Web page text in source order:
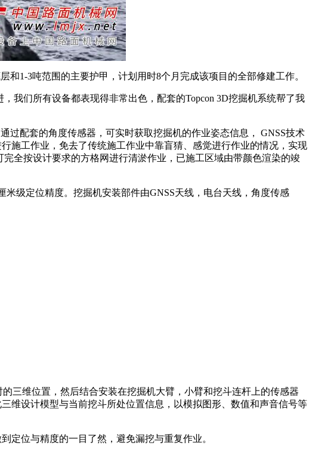
1-3吨范围的主要护甲，计划用时8个月完成该项目的全部修建工作。
我们所有设备都表现得非常出色，配套的Topcon 3D挖掘机系统帮了我
配套的角度传感器，可实时获取挖掘机的作业姿态信息， GNSS技术
施工作业，免去了传统施工作业中靠盲猜、感觉进行作业的情况，实现
全按设计要求的方格网进行清淤作业，已施工区域由带颜色渲染的竣
级定位精度。挖掘机安装部件由GNSS天线，电台天线，角度传感
维位置，然后结合安装在挖掘机大臂，小臂和挖斗连杆上的传感器
维设计模型与当前挖斗所处位置信息，以模拟图形、数值和声音信号等
位与精度的一目了然，避免漏挖与重复作业。